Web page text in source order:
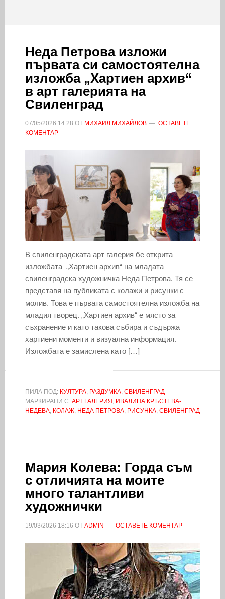
Неда Петрова изложи
първата си самостоятелна
изложба „Хартиен архив“
в арт галерията на
Свиленград
07/05/2026 14:28 ОТ МИХАИЛ МИХАЙЛОВ
ОСТАВЕТЕ
КОМЕНТАР
В свиленградската арт галерия бе открита
изложбата „Хартиен архив“ на младата
свиленградска художничка Неда Петрова. Тя се
представя на публиката с колажи и рисунки с
молив. Това е първата самостоятелна изложба на
младия творец. „Хартиен архив“ е място за
съхранение и като такова събира и съдържа
хартиени моменти и визуална информация.
Изложбата е замислена като […]
ПИЛА ПОД: КУЛТУРА, РАЗДУМКА, СВИЛЕНГРАД
МАРКИРАНИ С: АРТ ГАЛЕРИЯ , ИВАЛИНА КРЪСТЕВА-
НЕДЕВА, КОЛАЖ, НЕДА ПЕТРОВА, РИСУНКА, СВИЛЕНГРАД
Мария Колева: Горда съм
с отличията на моите
много талантливи
художнички
19/03/2026 18:16 ОТ ADMIN ОСТАВЕТЕ КОМЕНТАР